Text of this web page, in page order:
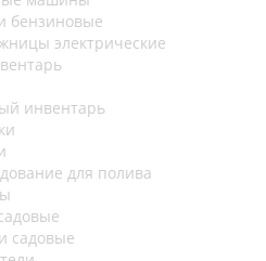
бензиновые
электрические
инвентарь
для полива
садовые